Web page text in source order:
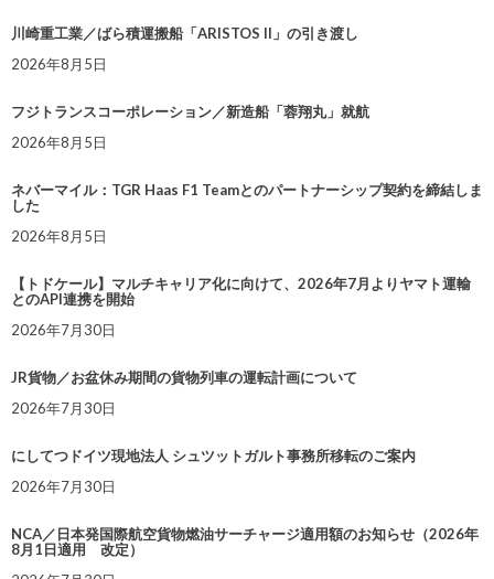
川崎重工業／ばら積運搬船「ARISTOS II」の引き渡し
2026年8月5日
フジトランスコーポレーション／新造船「蓉翔丸」就航
2026年8月5日
ネバーマイル：TGR Haas F1 Teamとのパートナーシップ契約を締結しま
した
2026年8月5日
【トドケール】マルチキャリア化に向けて、2026年7月よりヤマト運輸
とのAPI連携を開始
2026年7月30日
JR貨物／お盆休み期間の貨物列車の運転計画について
2026年7月30日
にしてつドイツ現地法人 シュツットガルト事務所移転のご案内
2026年7月30日
NCA／日本発国際航空貨物燃油サーチャージ適用額のお知らせ（2026年
8月1日適用 改定）